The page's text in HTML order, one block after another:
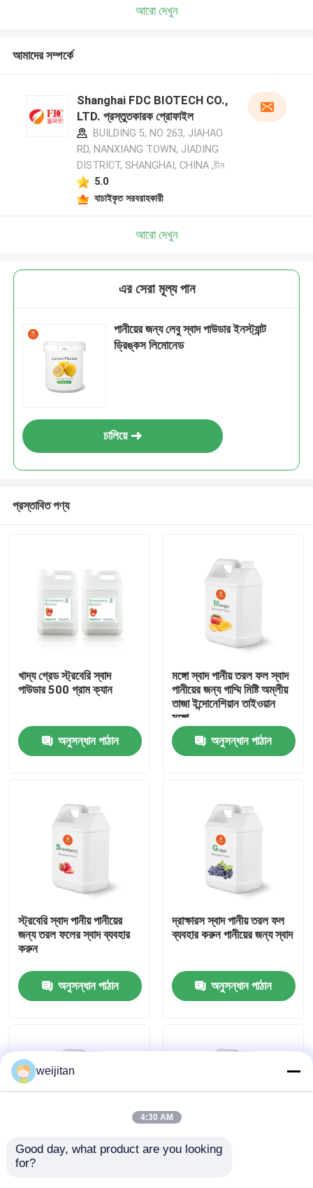
আমাদের সম্পর্কে
মান নিয়ন্ত্রণ
যোগাযোগ করুন
উদ্ধৃতির জন্য আবেদন
আরো দেখুন
আমাদের সম্পর্কে
Shanghai FDC BIOTECH CO.,
LTD. প্রস্তুতকারক প্রোফাইল
BUILDING 5, NO 263, JIAHAO
RD, NANXIANG TOWN, JIADING
DISTRICT, SHANGHAI, CHINA ,চীন
5.0
যাচাইকৃত সরবরাহকারী
আরো দেখুন
এর সেরা মূল্য পান
পানীয়ের জন্য লেবু স্বাদ পাউডার ইনস্ট্যান্ট
ড্রিঙ্কস লিমোনেড
চালিয়ে
প্রস্তাবিত পণ্য
খাদ্য গ্রেড স্ট্রবেরি স্বাদ
পাউডার 500 গ্রাম ক্যান
অনুসন্ধান পাঠান
মঙ্গো স্বাদ পানীয় তরল ফল স্বাদ
পানীয়ের জন্য গাম্মি মিষ্টি অম্লীয়
তাজা ইন্দোনেশিয়ান তাইওয়ান
মঙ্গো
অনুসন্ধান পাঠান
স্ট্রবেরি স্বাদ পানীয় পানীয়ের
জন্য তরল ফলের স্বাদ ব্যবহার
করুন
অনুসন্ধান পাঠান
দ্রাক্ষারস স্বাদ পানীয় তরল ফল
ব্যবহার করুন পানীয়ের জন্য স্বাদ
অনুসন্ধান পাঠান
প্যাশন ফলের স্বাদ পানীয় তরল
weijitan
4:30 AM
Good day, what product are you looking
for?